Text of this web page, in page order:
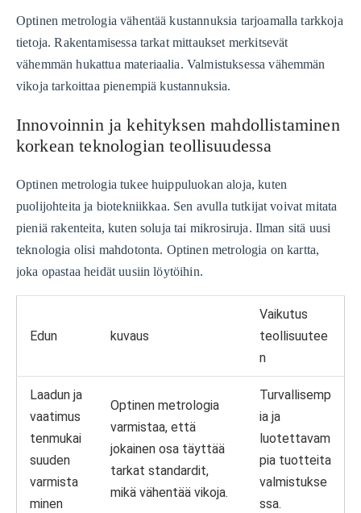
Optinen metrologia vähentää kustannuksia tarjoamalla tarkkoja
tietoja. Rakentamisessa tarkat mittaukset merkitsevät
vähemmän hukattua materiaalia. Valmistuksessa vähemmän
vikoja tarkoittaa pienempiä kustannuksia.
Innovoinnin ja kehityksen mahdollistaminen
korkean teknologian teollisuudessa
Optinen metrologia tukee huippuluokan aloja, kuten
puolijohteita ja biotekniikkaa. Sen avulla tutkijat voivat mitata
pieniä rakenteita, kuten soluja tai mikrosiruja. Ilman sitä uusi
teknologia olisi mahdotonta. Optinen metrologia on kartta,
joka opastaa heidät uusiin löytöihin.
Edun kuvaus
Vaikutus
teollisuutee
n
Laadun ja
vaatimus
tenmukai
suuden
varmista
minen
Optinen metrologia
varmistaa, että
jokainen osa täyttää
tarkat standardit,
mikä vähentää vikoja.
Turvallisemp
ia ja
luotettavam
pia tuotteita
valmistukse
ssa.